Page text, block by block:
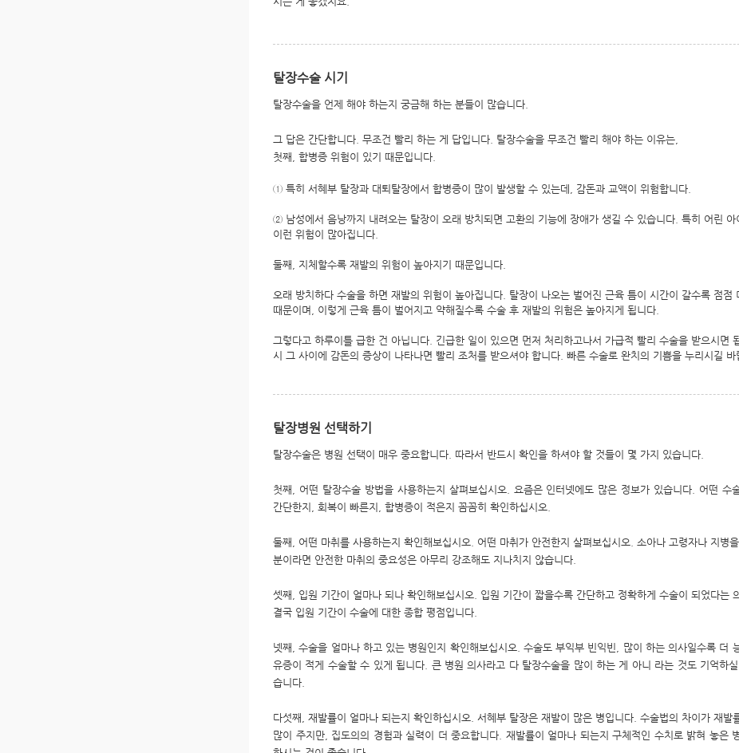
탈장수술 시기
탈장수술을 언제 해야 하는지 궁금해 하는 분들이 많습니다.
그 답은 간단합니다. 무조건 빨리 하는 게 답입니다. 탈장수술을 무조건 빨리 해야 하는 이유는,
첫째, 합병증 위험이 있기 때문입니다.
① 특히 서혜부 탈장과 대퇴탈장에서 합병증이 많이 발생할 수 있는데, 감돈과 교액이 위험합니다.
② 남성에서 음낭까지 내려오는 탈장이 오래 방치되면 고환의 기능에 장애가 생길 수 있습니다. 특히 어린 아
이런 위험이 많아집니다.
둘째, 지체할수록 재발의 위험이 높아지기 때문입니다.
오래 방치하다 수술을 하면 재발의 위험이 높아집니다. 탈장이 나오는 벌어진 근육 틈이 시간이 갈수록 점점
때문이며, 이렇게 근육 틈이 벌어지고 약해질수록 수술 후 재발의 위험은 높아지게 됩니다.
그렇다고 하루이틀 급한 건 아닙니다. 긴급한 일이 있으면 먼저 처리하고나서 가급적 빨리 수술을 받으시면
시 그 사이에 감돈의 증상이 나타나면 빨리 조처를 받으셔야 합니다. 빠른 수술로 완치의 기쁨을 누리시길 바
탈장병원 선택하기
탈장수술은 병원 선택이 매우 중요합니다. 따라서 반드시 확인을 하셔야 할 것들이 몇 가지 있습니다.
첫째, 어떤 탈장수술 방법을 사용하는지 살펴보십시오. 요즘은 인터넷에도 많은 정보가 있습니다. 어떤 수
간단한지, 회복이 빠른지, 합병증이 적은지 꼼꼼히 확인하십시오.
둘째, 어떤 마취를 사용하는지 확인해보십시오. 어떤 마취가 안전한지 살펴보십시오. 소아나 고령자나 지병
분이라면 안전한 마취의 중요성은 아무리 강조해도 지나치지 않습니다.
셋째, 입원 기간이 얼마나 되나 확인해보십시오. 입원 기간이 짧을수록 간단하고 정확하게 수술이 되었다는
결국 입원 기간이 수술에 대한 종합 평점입니다.
넷째, 수술을 얼마나 하고 있는 병원인지 확인해보십시오. 수술도 부익부 빈익빈, 많이 하는 의사일수록 더
유증이 적게 수술할 수 있게 됩니다. 큰 병원 의사라고 다 탈장수술을 많이 하는 게 아니 라는 것도 기억하
습니다.
다섯째, 재발률이 얼마나 되는지 확인하십시오. 서혜부 탈장은 재발이 많은 병입니다. 수술법의 차이가 재발
많이 주지만, 집도의의 경험과 실력이 더 중요합니다. 재발률이 얼마나 되는지 구체적인 수치로 밝혀 놓은